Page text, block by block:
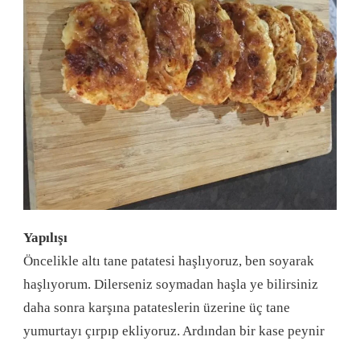
Yapılışı
Öncelikle altı tane patatesi haşlıyoruz, ben soyarak
haşlıyorum. Dilerseniz soymadan haşla ye bilirsiniz
daha sonra karşına patateslerin üzerine üç tane
yumurtayı çırpıp ekliyoruz. Ardından bir kase peynir